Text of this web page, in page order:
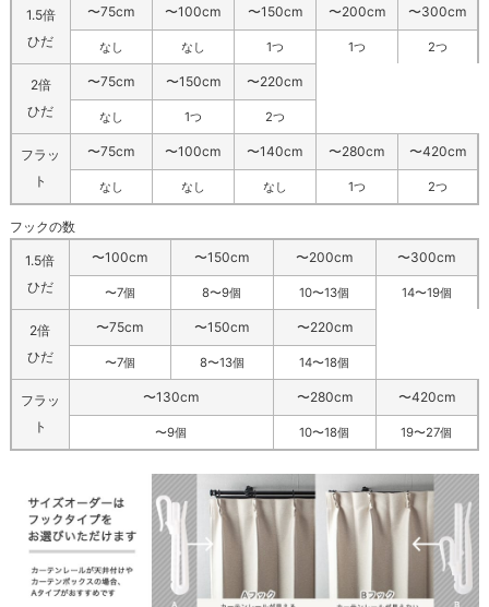
1.5倍
ひだ
〜75cm 〜100cm 〜150cm 〜200cm 〜300cm
なし なし 1つ 1つ 2つ
2倍
ひだ
〜75cm 〜150cm 〜220cm
なし 1つ 2つ
フラッ
ト
〜75cm 〜100cm 〜140cm 〜280cm 〜420cm
なし なし なし 1つ 2つ
フックの数
1.5倍
ひだ
〜100cm 〜150cm 〜200cm 〜300cm
〜7個 8〜9個 10〜13個 14〜19個
2倍
ひだ
〜75cm 〜150cm 〜220cm
〜7個 8〜13個 14〜18個
フラッ
ト
〜130cm 〜280cm 〜420cm
〜9個 10〜18個 19〜27個